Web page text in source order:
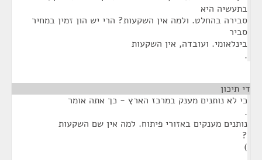
בתעשיה היא
סבירה בהחלט. ולמה אין השקעות? הרי יש הון זמין במחיר
סביר
בינלאומי. ועובדה, אין השקעות
.
די תיכון
כי לא נותנים מענק במרכז הארץ - כך אתה אומר
.
נותנים מענקים באזורי פיתוח. למה אין שם השקעות
?
)